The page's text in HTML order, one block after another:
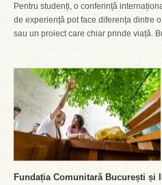
Pentru studenți, o conferință
de experiență pot face diferența dintre
sau un proiect care chiar prinde viață.
Fundația Comunitară București și